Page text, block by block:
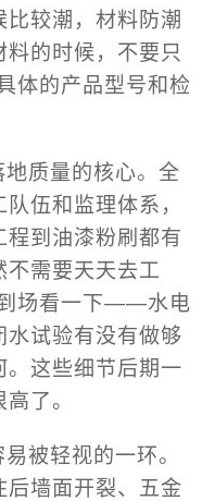
较潮，材料防潮
的时候，不要只
体的产品型号和检
质量的核心。全
伍和监理体系，
程到油漆粉刷都有
不需要天天去工
场看一下——水电
水试验有没有做够
。这些细节后期一
了。
被轻视的一环。
后墙面开裂、五金